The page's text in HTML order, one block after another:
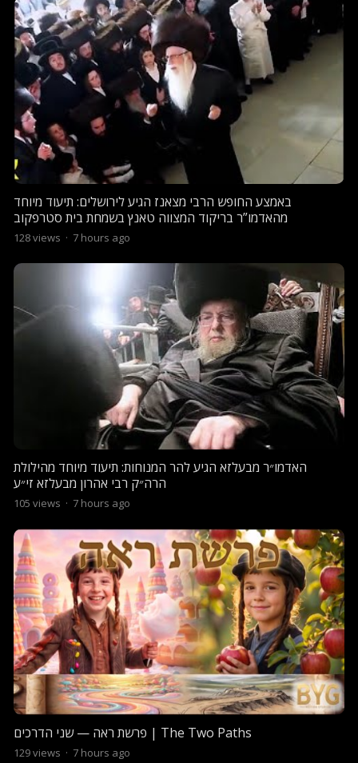
באמצע החופש הרבי מצאנז הגיע לירושלים: תיעוד מיוחד
מהאדמו”ר בריקוד המצווה טאנץ בשמחת בית סטרפקוב
128views · 7 hours ago
האדמו״ר מבעלזא הגיע להר המנוחות: תיעוד מיוחד מהילולת
הרה״ק רבי אהרון מבעלזא זי״ע
105 views · 7 hours ago
פרשת ראה — שני הדרכים | The Two Paths
129views · 7 hours ago